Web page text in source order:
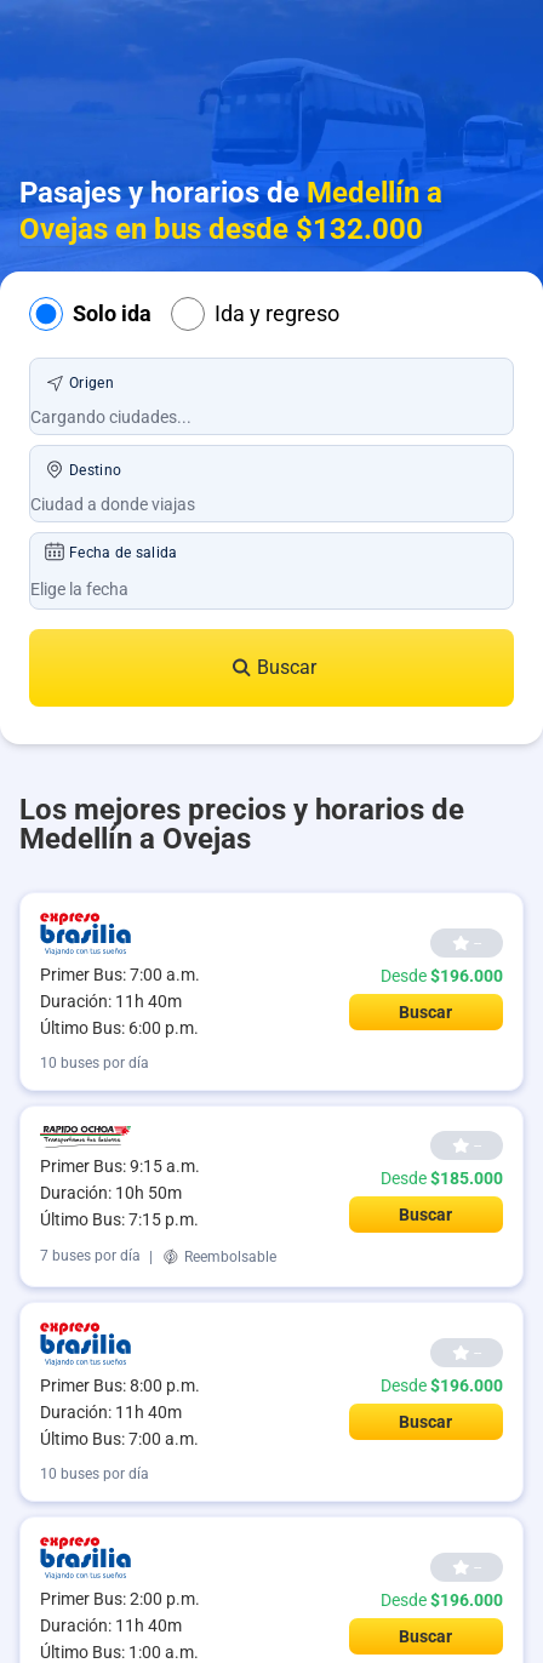
Pasajes y horarios deMedellín a
Ovejas en bus desde $132.000
Solo ida Ida y regreso
Origen
Destino
Fecha de salida
Buscar
Los mejores precios y horarios de
Medellín a Ovejas
Primer Bus: 7:00 a.m.
Duración: 11h 40m
Último Bus: 6:00 p.m.
--
Desde$196.000
Buscar
10 buses por día
Primer Bus: 9:15 a.m.
Duración: 10h 50m
Último Bus: 7:15 p.m.
--
Desde$185.000
Buscar
7 buses por día | Reembolsable
Primer Bus: 8:00 p.m.
Duración: 11h 40m
Último Bus: 7:00 a.m.
--
Desde$196.000
Buscar
10 buses por día
Primer Bus: 2:00 p.m.
Duración: 11h 40m
Último Bus: 1:00 a.m.
--
Desde$196.000
Buscar